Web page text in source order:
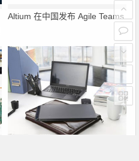
Altium 在中国发布 Agile Teams